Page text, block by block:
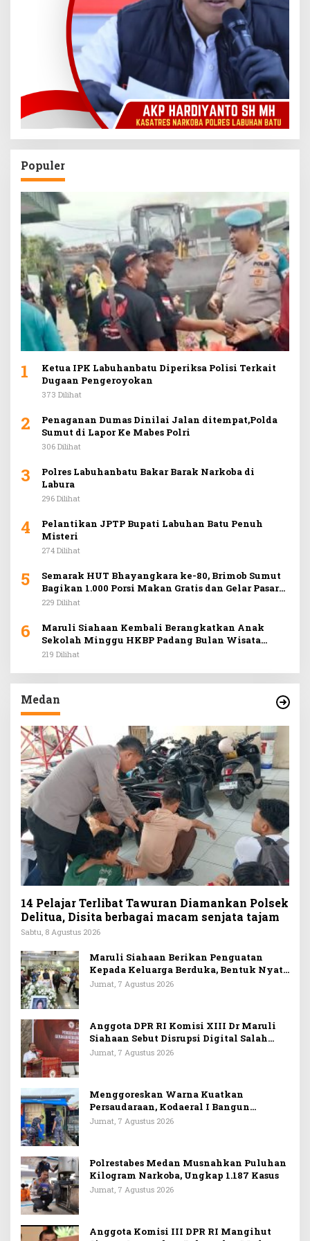
Populer
1
Ketua IPK Labuhanbatu Diperiksa Polisi Terkait
Dugaan Pengeroyokan
373 Dilihat
2
Penaganan Dumas Dinilai Jalan ditempat,Polda
Sumut di Lapor Ke Mabes Polri
306 Dilihat
3
Polres Labuhanbatu Bakar Barak Narkoba di
Labura
296 Dilihat
4
Pelantikan JPTP Bupati Labuhan Batu Penuh
Misteri
274 Dilihat
5
Semarak HUT Bhayangkara ke-80, Brimob Sumut
Bagikan 1.000 Porsi Makan Gratis dan Gelar Pasar
Murah di Car Free Day Medan
229 Dilihat
6
Maruli Siahaan Kembali Berangkatkan Anak
Sekolah Minggu HKBP Padang Bulan Wisata
Rohani ke Hill Park
219 Dilihat
Medan
14 Pelajar Terlibat Tawuran Diamankan Polsek
Delitua, Disita berbagai macam senjata tajam
Sabtu, 8 Agustus 2026
Maruli Siahaan Berikan Penguatan
Kepada Keluarga Berduka, Bentuk Nyata
Arti Persahabatan
Jumat, 7 Agustus 2026
Anggota DPR RI Komisi XIII Dr Maruli
Siahaan Sebut Disrupsi Digital Salah
Satu Tantangan Dalam Memperkuat
Jumat, 7 Agustus 2026
Menggoreskan Warna Kuatkan
Persaudaraan, Kodaeral I Bangun
Kedekatan Dengan Masyarakat Pesisir
Jumat, 7 Agustus 2026
Polrestabes Medan Musnahkan Puluhan
Kilogram Narkoba, Ungkap 1.187 Kasus
Jumat, 7 Agustus 2026
Anggota Komisi III DPR RI Mangihut